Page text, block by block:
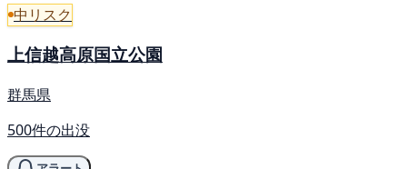
中リスク
上信越高原国立公園
群馬県
500件の出没